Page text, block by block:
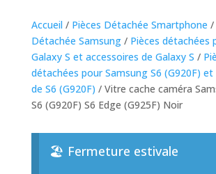
Accueil / Pièces Détachée Smartphone /
Détachée Samsung/ Pièces détachées
Galaxy S et accessoires de Galaxy S /
détachées pour Samsung S6 (G920F) et
de S6 (G920F) / Vitre cache caméra
S6 (G920F) S6 Edge (G925F) Noir
🏖️ Fermeture estivale